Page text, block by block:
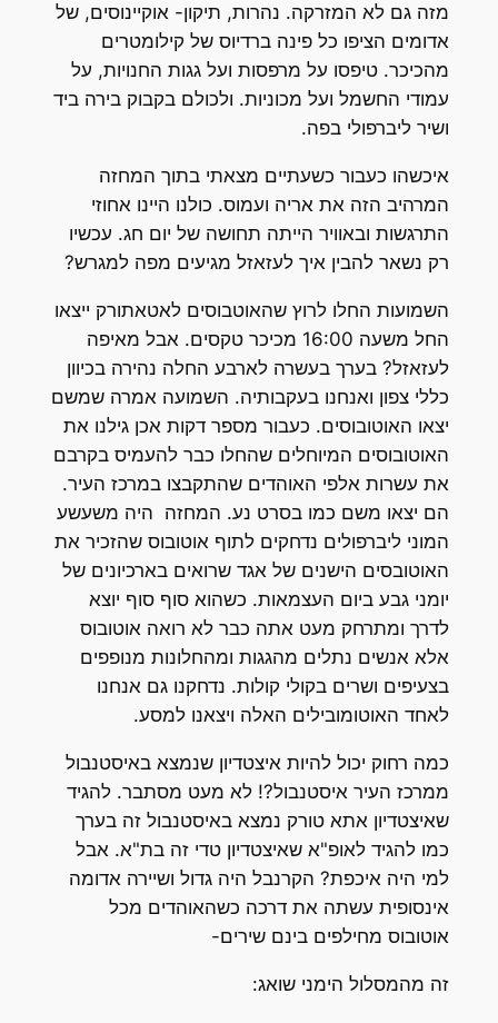
מזה גם לא המזרקה. נהרות, תיקון- אוקיינוסים, של
אדומים הציפו כל פינה ברדיוס של קילומטרים
מהכיכר. טיפסו על מרפסות ועל גגות החנויות, על
עמודי החשמל ועל מכוניות. ולכולם בקבוק בירה ביד
ושיר ליברפולי בפה.
איכשהו כעבור כשעתיים מצאתי בתוך המחזה
המרהיב הזה את אריה ועמוס. כולנו היינו אחוזי
התרגשות ובאוויר הייתה תחושה של יום חג. עכשיו
רק נשאר להבין איך לעזאזל מגיעים מפה למגרש?
השמועות החלו לרוץ שהאוטבוסים לאטאתורק ייצאו
החל משעה 16:00 מכיכר טקסים. אבל מאיפה
לעזאזל? בערך בעשרה לארבע החלה נהירה בכיוון
כללי צפון ואנחנו בעקבותיה. השמועה אמרה שמשם
יצאו האוטובוסים. כעבור מספר דקות אכן גילנו את
האוטובוסים המיוחלים שהחלו כבר להעמיס בקרבם
את עשרות אלפי האוהדים שהתקבצו במרכז העיר.
הם יצאו משם כמו בסרט נע. המחזה היה משעשע
המוני ליברפולים נדחקים לתוף אוטובוס שהזכיר את
האוטובסים הישנים של אגד שרואים בארכיונים של
יומני גבע ביום העצמאות. כשהוא סוף סוף יוצא
לדרך ומתרחק מעט אתה כבר לא רואה אוטובוס
אלא אנשים נתלים מהגגות ומהחלונות מנופפים
בצעיפים ושרים בקולי קולות. נדחקנו גם אנחנו
לאחד האוטומובילים האלה ויצאנו למסע.
כמה רחוק יכול להיות איצטדיון שנמצא באיסטנבול
ממרכז העיר איסטנבול?! לא מעט מסתבר. להגיד
שאיצטדיון אתא טורק נמצא באיסטנבול זה בערך
כמו להגיד לאופ"א שאיצטדיון טדי זה בת"א. אבל
למי היה איכפת? הקרנבל היה גדול ושיירה אדומה
אינסופית עשתה את דרכה כשהאוהדים מכל
אוטובוס מחילפים בינם שירים-
זה מהמסלול הימני שואג: